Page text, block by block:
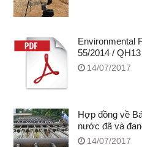
Environmental
55/2014 / QH13
14/07/2017
Hợp đồng về
nước đã và
14/07/2017